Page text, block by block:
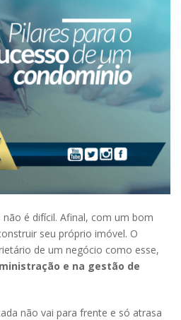
não é difícil. Afinal, com um bom
seu próprio imóvel. O
de um negócio como esse,
e na gestão de
não vai para frente e só atrasa